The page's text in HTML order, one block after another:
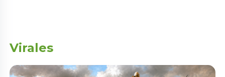
Virales